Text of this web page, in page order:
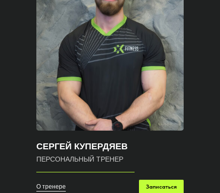
СЕРГЕЙ КУПЕРДЯЕВ
ПЕРСОНАЛЬНЫЙ ТРЕНЕР
О тренере Записаться